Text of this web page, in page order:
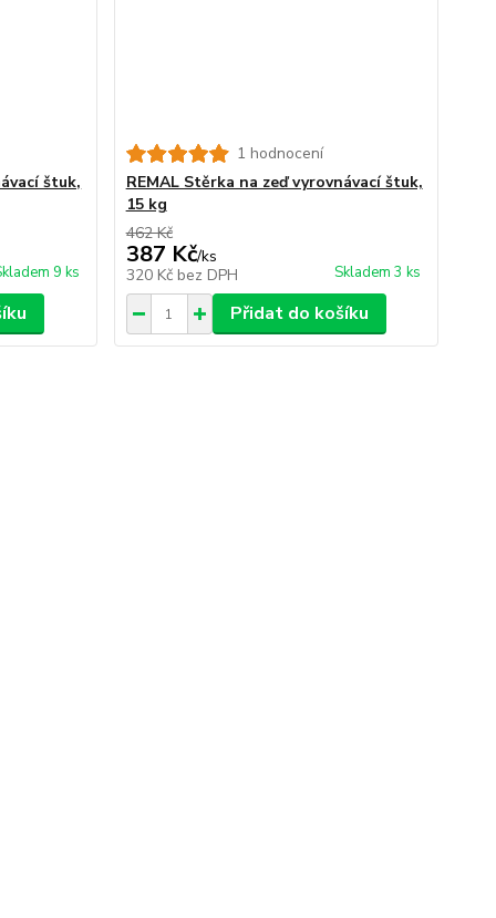
štuk,
9 ks
1 hodnocení
REMAL Stěrka na zeď vyrovnávací štuk,
15 kg
462 Kč
387 Kč/ks
320 Kč bez DPH Skladem 3 ks
Přidat do košíku